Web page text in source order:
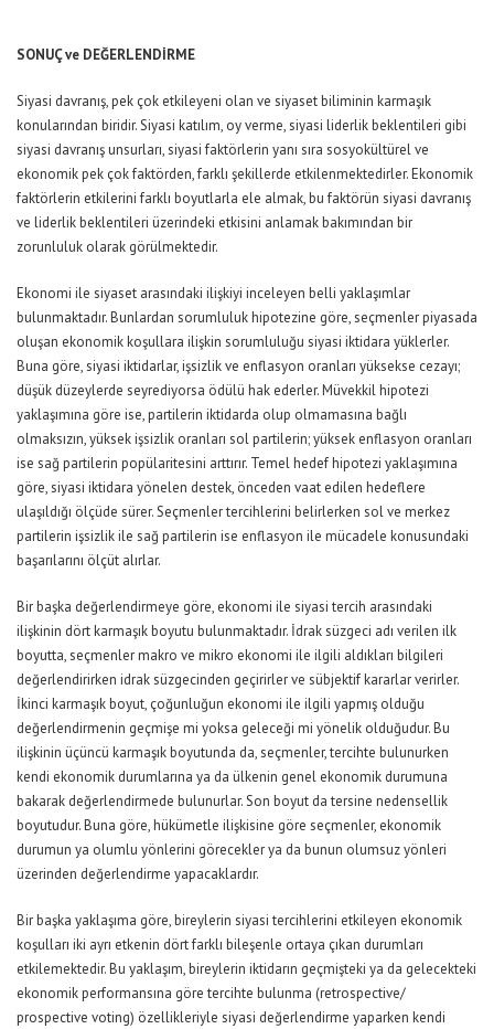
SONUÇ ve DEĞERLENDİRME
Siyasi davranış, pek çok etkileyeni olan ve siyaset biliminin karmaşık
konularından biridir. Siyasi katılım, oy verme, siyasi liderlik beklentileri gibi
siyasi davranış unsurları, siyasi faktörlerin yanı sıra sosyokültürel ve
ekonomik pek çok faktörden, farklı şekillerde etkilenmektedirler. Ekonomik
faktörlerin etkilerini farklı boyutlarla ele almak, bu faktörün siyasi davranış
ve liderlik beklentileri üzerindeki etkisini anlamak bakımından bir
zorunluluk olarak görülmektedir.
Ekonomi ile siyaset arasındaki ilişkiyi inceleyen belli yaklaşımlar
bulunmaktadır. Bunlardan sorumluluk hipotezine göre, seçmenler piyasada
oluşan ekonomik koşullara ilişkin sorumluluğu siyasi iktidara yüklerler.
Buna göre, siyasi iktidarlar, işsizlik ve enflasyon oranları yüksekse cezayı;
düşük düzeylerde seyrediyorsa ödülü hak ederler. Müvekkil hipotezi
yaklaşımına göre ise, partilerin iktidarda olup olmamasına bağlı
olmaksızın, yüksek işsizlik oranları sol partilerin; yüksek enflasyon oranları
ise sağ partilerin popülaritesini arttırır. Temel hedef hipotezi yaklaşımına
göre, siyasi iktidara yönelen destek, önceden vaat edilen hedeflere
ulaşıldığı ölçüde sürer. Seçmenler tercihlerini belirlerken sol ve merkez
partilerin işsizlik ile sağ partilerin ise enflasyon ile mücadele konusundaki
başarılarını ölçüt alırlar.
Bir başka değerlendirmeye göre, ekonomi ile siyasi tercih arasındaki
ilişkinin dört karmaşık boyutu bulunmaktadır. İdrak süzgeci adı verilen ilk
boyutta, seçmenler makro ve mikro ekonomi ile ilgili aldıkları bilgileri
değerlendirirken idrak süzgecinden geçirirler ve sübjektif kararlar verirler.
İkinci karmaşık boyut, çoğunluğun ekonomi ile ilgili yapmış olduğu
değerlendirmenin geçmişe mi yoksa geleceği mi yönelik olduğudur. Bu
ilişkinin üçüncü karmaşık boyutunda da, seçmenler, tercihte bulunurken
kendi ekonomik durumlarına ya da ülkenin genel ekonomik durumuna
bakarak değerlendirmede bulunurlar. Son boyut da tersine nedensellik
boyutudur. Buna göre, hükümetle ilişkisine göre seçmenler, ekonomik
durumun ya olumlu yönlerini görecekler ya da bunun olumsuz yönleri
üzerinden değerlendirme yapacaklardır.
Bir başka yaklaşıma göre, bireylerin siyasi tercihlerini etkileyen ekonomik
koşulları iki ayrı etkenin dört farklı bileşenle ortaya çıkan durumları
etkilemektedir. Bu yaklaşım, bireylerin iktidarın geçmişteki ya da gelecekteki
ekonomik performansına göre tercihte bulunma (retrospective/
prospective voting) özellikleriyle siyasi değerlendirme yaparken kendi